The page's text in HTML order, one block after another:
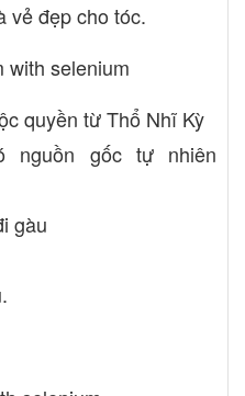
vẻ đẹp cho tóc.
with selenium
quyền từ Thổ Nhĩ Kỳ
nguồn gốc tự nhiên
gàu